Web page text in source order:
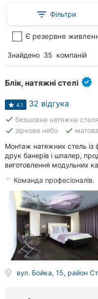
Фільтри
Є резервне
Знайдено 35 компаній
Блік, натяжні стелі
4.1 32 відгука
done безшовна натяжна стеля
done зіркове небо done
Монтаж натяжних стель
друк банерів і шпалер,
виготовлення модульних
Команда професіоналів.
вул. Бойка, 15, район